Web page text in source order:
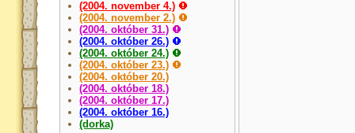
(2004. november 4.)
(2004. november 2.)
(2004. október 31.)
(2004. október 26.)
(2004. október 24.)
(2004. október 23.)
(2004. október 20.)
(2004. október 18.)
(2004. október 17.)
(2004. október 16.)
(dorka)